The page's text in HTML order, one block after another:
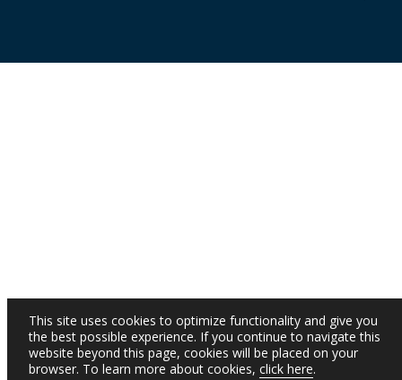
This site uses cookies to optimize functionality and give you
the best possible experience. If you continue to navigate this
website beyond this page, cookies will be placed on your
browser. To learn more about cookies, click here.